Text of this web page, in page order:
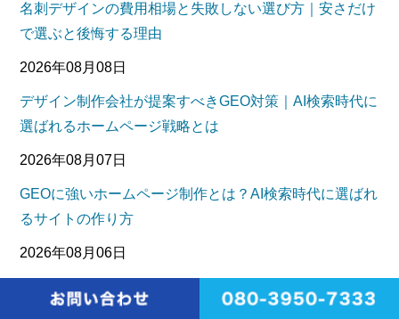
名刺デザインの費用相場と失敗しない選び方｜安さだけ
で選ぶと後悔する理由
2026年08月08日
デザイン制作会社が提案すべきGEO対策｜AI検索時代に
選ばれるホームページ戦略とは
2026年08月07日
GEOに強いホームページ制作とは？AI検索時代に選ばれ
るサイトの作り方
2026年08月06日
コンテンツ設計方法